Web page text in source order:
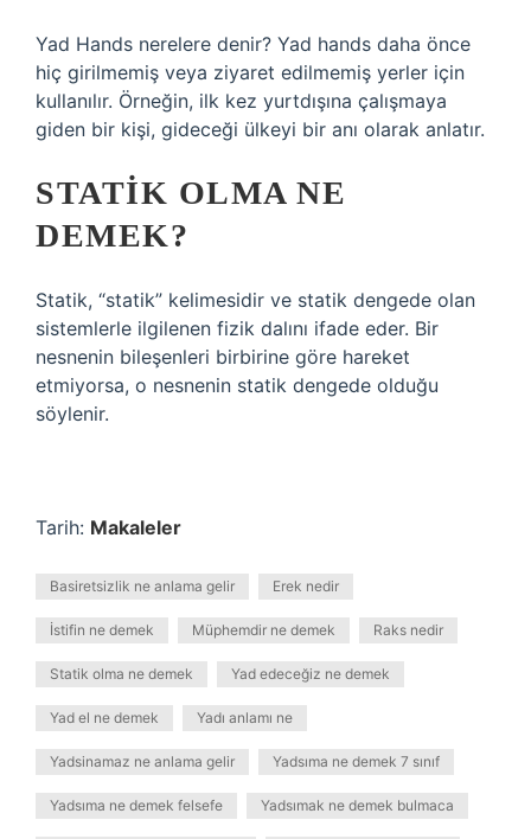
Yad Hands nerelere denir? Yad hands daha önce
hiç girilmemiş veya ziyaret edilmemiş yerler için
kullanılır. Örneğin, ilk kez yurtdışına çalışmaya
giden bir kişi, gideceği ülkeyi bir anı olarak anlatır.
STATIK OLMA NE
DEMEK?
Statik, “statik” kelimesidir ve statik dengede olan
sistemlerle ilgilenen fizik dalını ifade eder. Bir
nesnenin bileşenleri birbirine göre hareket
etmiyorsa, o nesnenin statik dengede olduğu
söylenir.
Tarih: Makaleler
Basiretsizlik ne anlama gelir Erek nedir
İstifin ne demek Müphemdir ne demek Raks nedir
Statik olma ne demek Yad edeceğiz ne demek
Yad el ne demek Yadı anlamı ne
Yadsinamaz ne anlama gelir Yadsıma ne demek 7 sınıf
Yadsıma ne demek felsefe Yadsımak ne demek bulmaca